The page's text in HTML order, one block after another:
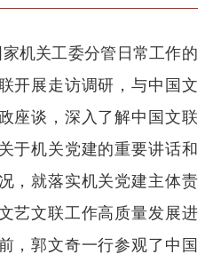
机关工委分管日常工作的
开展走访调研，与中国文
座谈，深入了解中国文联
于机关党建的重要讲话和
，就落实机关党建主体责
艺文联工作高质量发展进
，郭文奇一行参观了中国